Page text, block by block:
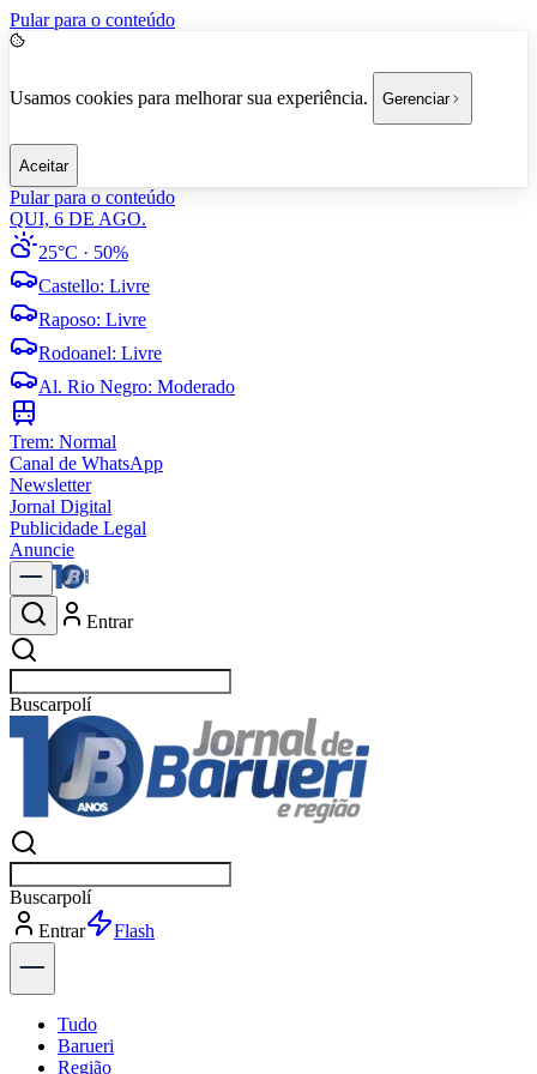
Pular para o conteúdo
Usamos cookies para melhorar sua experiência. Gerenciar
Aceitar
Pular para o conteúdo
QUI, 6 DE AGO.
25°C · 50%
Castello: Livre
Raposo: Livre
Rodoanel: Livre
Al. Rio Negro: Moderado
Trem: Normal
Canal de WhatsApp
Newsletter
Jornal Digital
Publicidade Legal
Anuncie
Entrar
Buscarnotícias em Ba
Buscarnotícias em Ba
Entrar
Explorar
Tudo
Barueri
Região